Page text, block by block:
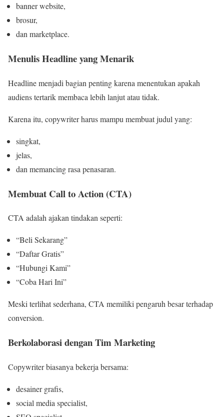
banner website,
brosur,
dan marketplace.
Menulis Headline yang Menarik
Headline menjadi bagian penting karena menentukan apakah
audiens tertarik membaca lebih lanjut atau tidak.
Karena itu, copywriter harus mampu membuat judul yang:
singkat,
jelas,
dan memancing rasa penasaran.
Membuat Call to Action (CTA)
CTA adalah ajakan tindakan seperti:
“Beli Sekarang”
“Daftar Gratis”
“Hubungi Kami”
“Coba Hari Ini”
Meski terlihat sederhana, CTA memiliki pengaruh besar terhadap
conversion.
Berkolaborasi dengan Tim Marketing
Copywriter biasanya bekerja bersama:
desainer grafis,
social media specialist,